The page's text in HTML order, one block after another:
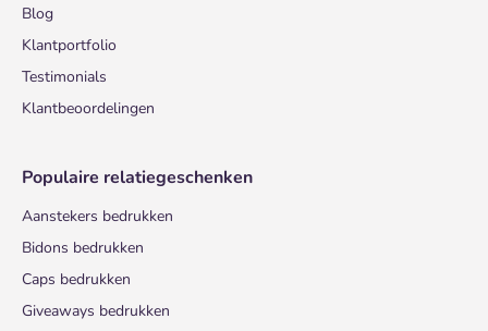
Blog
Klantportfolio
Testimonials
Klantbeoordelingen
Populaire relatiegeschenken
Aanstekers bedrukken
Bidons bedrukken
Caps bedrukken
Giveaways bedrukken